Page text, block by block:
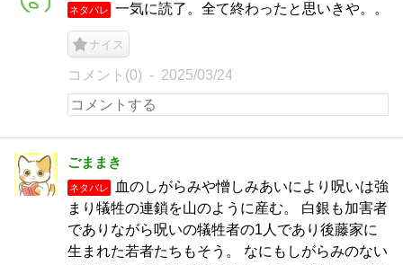
ネタバレ 一気に読了。全て終わったと思いきや。。
ナイス
コメント(0) 2025/03/24
ごままき
ネタバレ
血のしがらみや憎しみあいにより呪いは強
まり犠牲の連鎖を山のように産む。 白銀も加害者
でありながら呪いの犠牲者の1人であり後藤家に
生まれた若者たちもそう。 なにもしがらみのない